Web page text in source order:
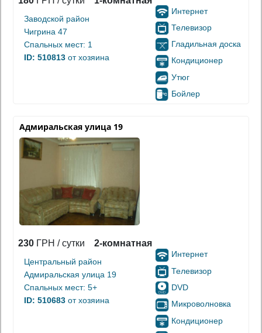
Заводской район
Чигрина 47
Спальных мест: 1
ID: 510813 от хозяина
Интернет
Телевизор
Гладильная доска
Кондиционер
Утюг
Бойлер
Адмиральская улица 19
230 ГРН / сутки 2-комнатная
Центральный район
Адмиральская улица 19
Спальных мест: 5+
ID: 510683 от хозяина
Интернет
Телевизор
DVD
Микроволновка
Кондиционер